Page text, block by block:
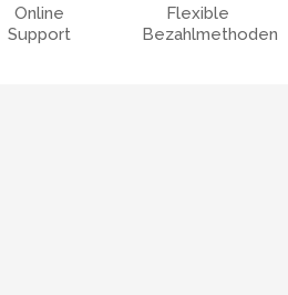
Online
Support
Flexible
Bezahlmethoden